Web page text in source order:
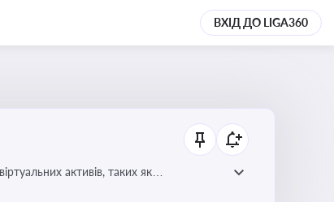
ВХІД ДО LIGA360
активів, таких як